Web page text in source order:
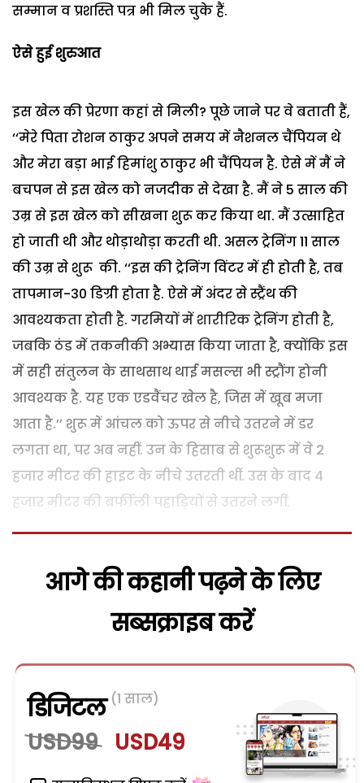
सम्मान व प्रशस्ति पत्र भी मिल चुके हैं.
ऐसे हुई शुरुआत
इस खेल की प्रेरणा कहां से मिली? पूछे जाने पर वे बताती हैं,
‘‘मेरे पिता रोशन ठाकुर अपने समय में नैशनल चैंपियन थे
और मेरा बड़ा भाई हिमांशु ठाकुर भी चैंपियन है. ऐसे में मैं ने
बचपन से इस खेल को नजदीक से देखा है. मैं ने 5 साल की
उम्र से इस खेल को सीखना शुरू कर किया था. मैं उत्साहित
हो जाती थी और थोड़ाथोड़ा करती थी. असल ट्रेनिंग 11 साल
की उम्र से शुरू की. ‘‘इस की ट्रेनिंग विंटर में ही होती है, तब
तापमान-30 डिग्री होता है. ऐसे में अंदर से स्ट्रैंथ की
आवश्यकता होती है. गरमियों में शारीरिक ट्रेनिंग होती है,
जबकि ठंड में तकनीकी अभ्यास किया जाता है, क्योंकि इस
में सही संतुलन के साथसाथ थाई मसल्स भी स्ट्रौंग होनी
आवश्यक है. यह एक एडवैंचर खेल है, जिस में खूब मजा
आता है.’’ शुरू में आंचल को ऊपर से नीचे उतरने में डर
लगता था, पर अब नहीं. उन के हिसाब से शुरूशुरू में वे 2
हजार मीटर की हाइट के नीचे उतरती थीं. उस के बाद 4
हजार मीटर की बर्फीली पहाड़ियों से उतरने लगीं.
आगे की कहानी पढ़ने के लिए
सब्सक्राइब करें
डिजिटल (1 साल)
USD99 USD49